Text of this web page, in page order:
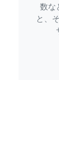
数な
と、